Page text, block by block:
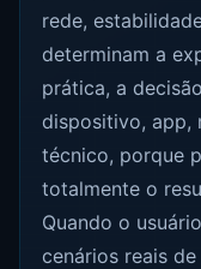
rede,
determinam a
prática, a
dispositivo, app,
técnico, porque
totalmente o
Quando o
cenários reais